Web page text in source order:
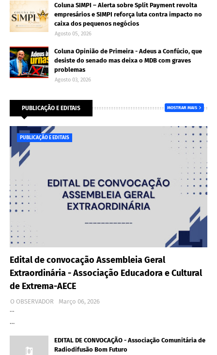
Coluna SIMPI – Alerta sobre Split Payment revolta
empresários e SIMPI reforça luta contra impacto no
caixa dos pequenos negócios
Agosto 05, 2026
Coluna Opinião de Primeira - Adeus a Confúcio, que
desiste do senado mas deixa o MDB com graves
problemas
Agosto 03, 2026
PUBLICAÇÃO E EDITAIS MOSTRAR MAIS
PUBLICAÇÃO E EDITAIS
Edital de convocação Assembleia Geral
Extraordinária - Associação Educadora e Cultural
de Extrema-AECE
O OBSERVADOR
Março 06, 2026
…
…
EDITAL DE CONVOCAÇÃO - Associação Comunitária de
Radiodifusão Bom Futuro